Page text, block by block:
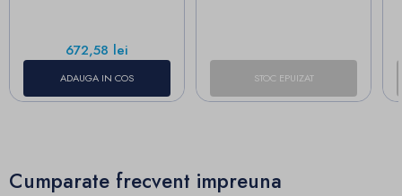
Pret
672,58 lei
ADAUGA IN COS STOC EPUIZAT
Cumparate frecvent impreuna